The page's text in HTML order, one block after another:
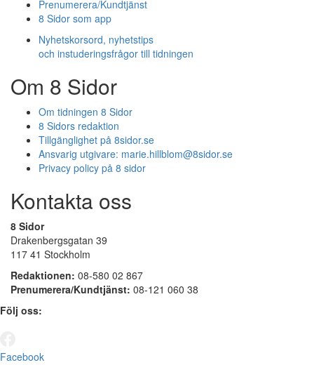
Prenumerera/Kundtjänst
8 Sidor som app
Nyhetskorsord, nyhetstips
och instuderingsfrågor till tidningen
Om 8 Sidor
Om tidningen 8 Sidor
8 Sidors redaktion
Tillgänglighet på 8sidor.se
Ansvarig utgivare: marie.hillblom@8sidor.se
Privacy policy på 8 sidor
Kontakta oss
8 Sidor
Drakenbergsgatan 39
117 41 Stockholm
Redaktionen: 08-580 02 867
Prenumerera/Kundtjänst: 08-121 060 38
Följ oss:
Facebook